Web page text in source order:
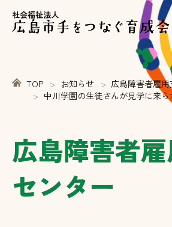
社会福祉法人
TOP お知らせ
広島障害者雇
中川学園の生徒さんが見学に来
広島障害者
センター